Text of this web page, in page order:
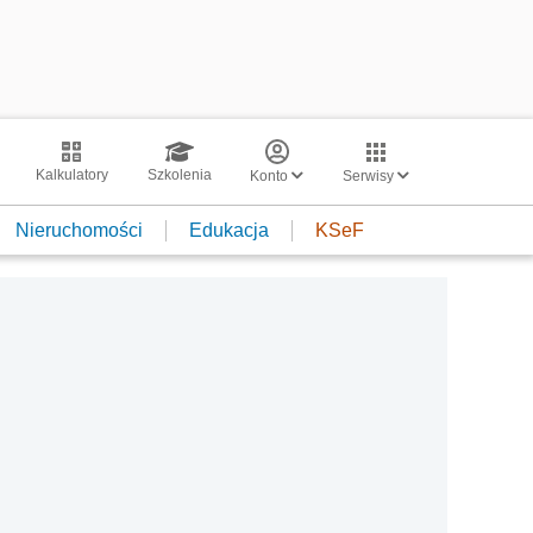
Kalkulatory Szkolenia Konto Serwisy
Nieruchomości Edukacja KSeF